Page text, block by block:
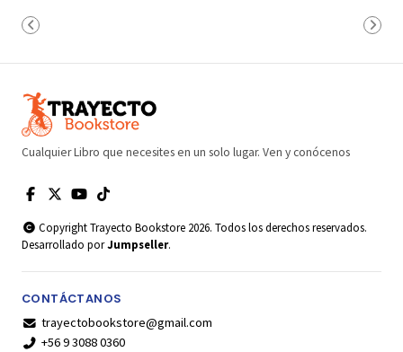
Cualquier Libro que necesites en un solo lugar. Ven y conócenos
Copyright Trayecto Bookstore 2026. Todos los derechos reservados.
Desarrollado porJumpseller.
CONTÁCTANOS
trayectobookstore@gmail.com
+56 9 3088 0360